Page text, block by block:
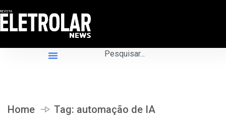
Home Tag: automação de IA